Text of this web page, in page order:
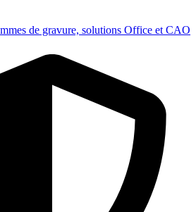
de gravure, solutions Office et CAO